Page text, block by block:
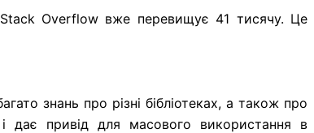
Stack Overflow вже перевищує 41 тисячу. Це
знань про різні бібліотеках, а також про
дає привід для масового використання в